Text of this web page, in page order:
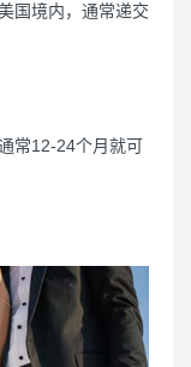
国境内，通常递交
常12-24个月就可